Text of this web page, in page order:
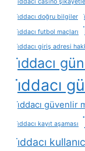
i̇ddacı doğru bilgiler
i̇ddacı futbol maçları
i̇ddacı giriş adresi
i̇ddacı
i̇ddacı
i̇ddacı güvenlir
i̇ddacı kayıt aşaması
i̇ddacı